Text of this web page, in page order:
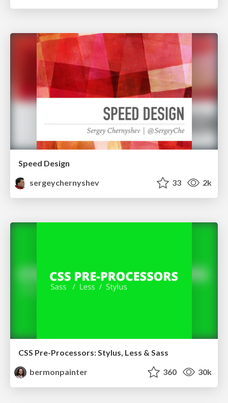
Speed Design
sergeychernyshev
33 2k
CSS Pre-Processors: Stylus, Less & Sass
bermonpainter
360 30k